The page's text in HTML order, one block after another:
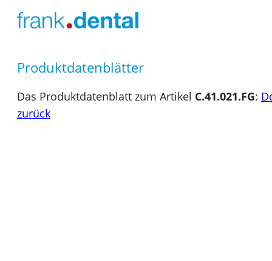
Produktdatenblätter
Das Produktdatenblatt zum Artikel C.41.021.FG:
zurück